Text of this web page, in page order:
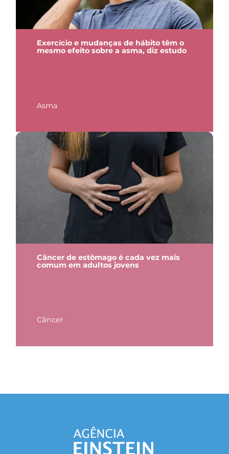
Exercício e mudanças de hábito têm o
mesmo efeito sobre a asma, diz estudo
Asma
Câncer de estômago é cada vez mais
comum em adultos jovens
Câncer